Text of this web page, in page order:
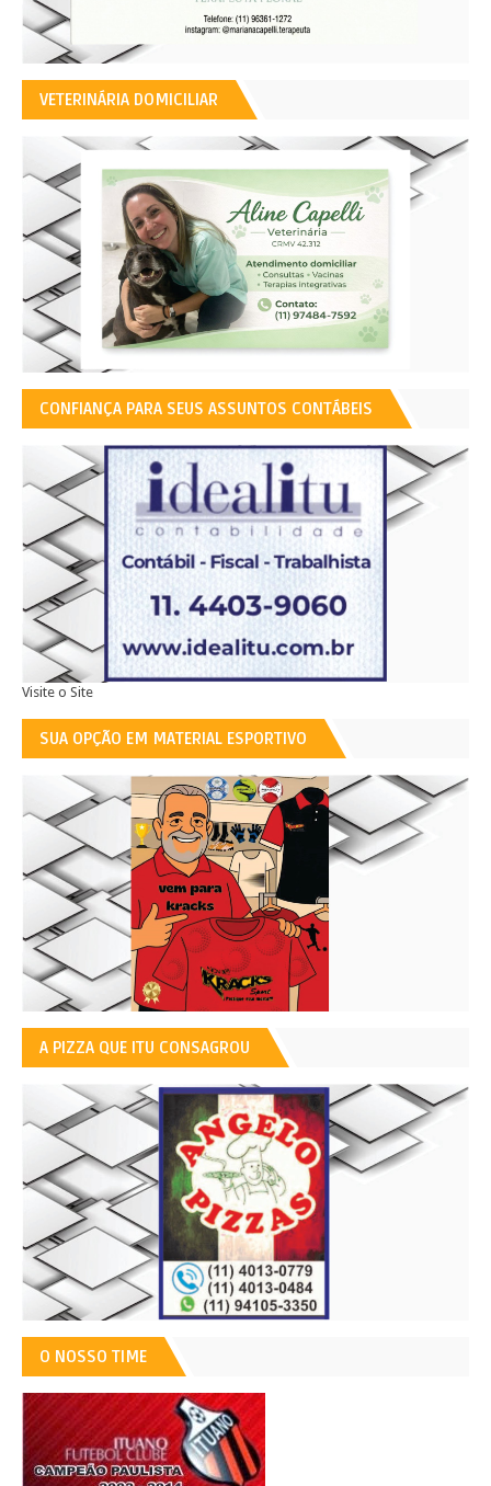
VETERINÁRIA DOMICILIAR
CONFIANÇA PARA SEUS ASSUNTOS CONTÁBEIS
Visite o Site
SUA OPÇÃO EM MATERIAL ESPORTIVO
A PIZZA QUE ITU CONSAGROU
O NOSSO TIME